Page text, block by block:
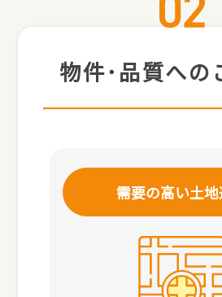
物件･品質への
需要の高い土